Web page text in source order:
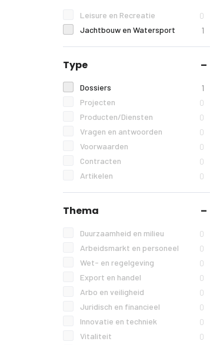
Leisure en Recreatie 0
Jachtbouw en Watersport 1
Type
Dossiers 1
Projecten 0
Producten/Diensten 0
Vragen en antwoorden 0
Voorwaarden 0
Contracten 0
Artikelen 0
Thema
Duurzaamheid en milieu 0
Arbeidsmarkt en personeel 0
Wet- en regelgeving 0
Export en handel 0
Arbo en veiligheid 0
Juridisch en financieel 0
Innovatie en techniek 0
Vitaliteit 0